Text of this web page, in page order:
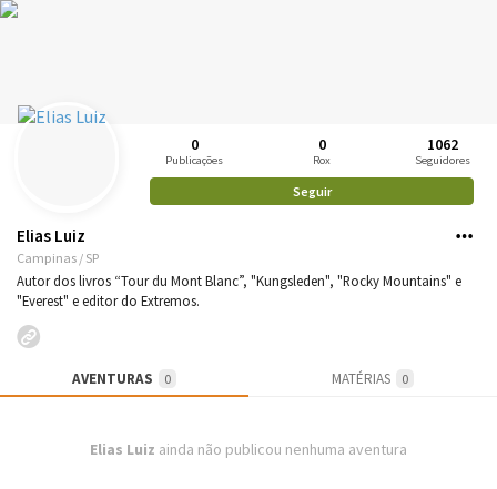
0
Publicações
0
Rox
1062
Seguidores
Seguir
Elias Luiz
Campinas / SP
Autor dos livros “Tour du Mont Blanc”, "Kungsleden", "Rocky Mountains" e
"Everest" e editor do Extremos.
AVENTURAS 0 MATÉRIAS 0
Elias Luiz ainda não publicou nenhuma aventura